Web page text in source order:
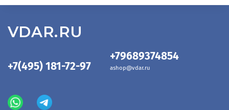
+7(495) 181-72-97
+79689374854
ashop@vdar.ru
VDAR.RU